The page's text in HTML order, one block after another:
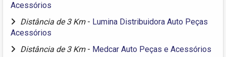
Acessórios
Distância de 3 Km - Lumina Distribuidora Auto Peças
Acessórios
Distância de 3 Km - Medcar Auto Peças e Acessórios